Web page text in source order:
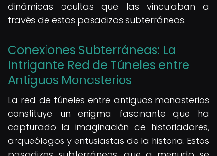
dinámicas ocultas que las vinculaban a
través de estos pasadizos subterráneos.
Conexiones Subterráneas: La
Intrigante Red de Túneles entre
Antiguos Monasterios
La red de túneles entre antiguos monasterios
constituye un enigma fascinante que ha
capturado la imaginación de historiadores,
arqueólogos y entusiastas de la historia. Estos